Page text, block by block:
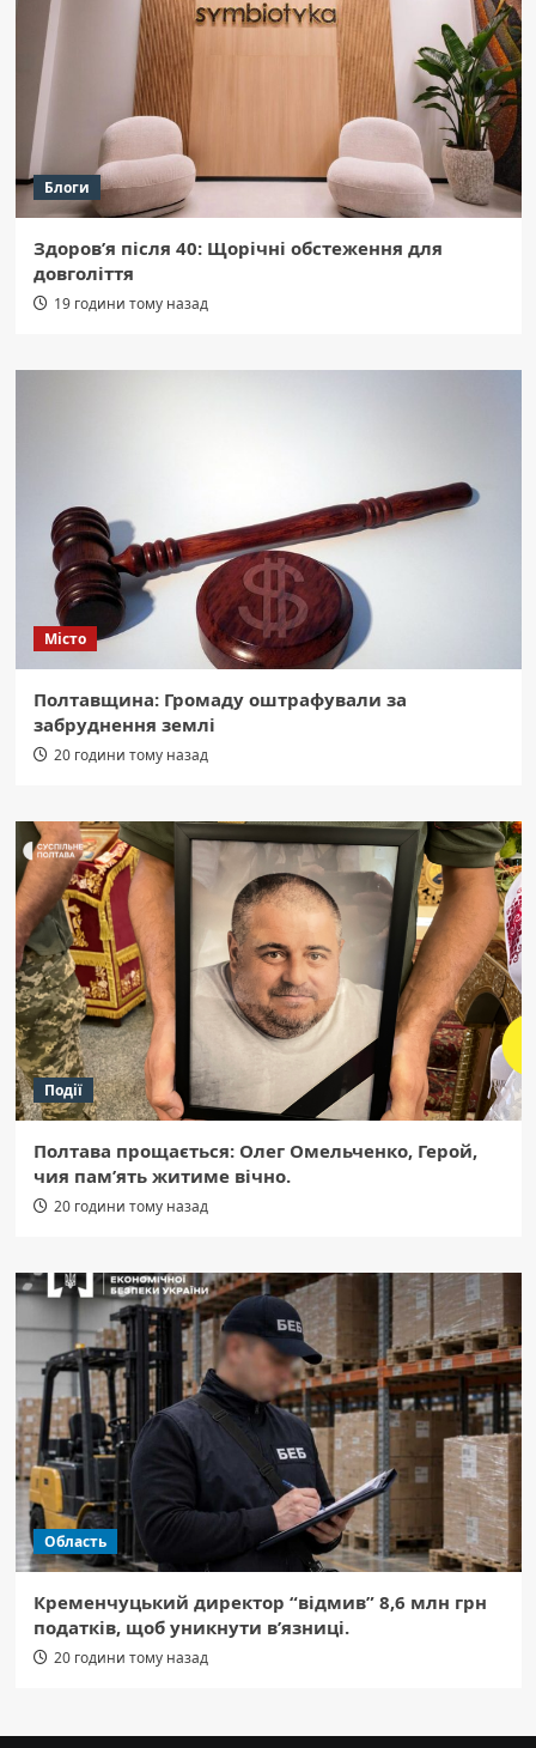
Блоги
Здоров’я після 40: Щорічні обстеження для
довголіття
19 години тому назад
Місто
Полтавщина: Громаду оштрафували за
забруднення землі
20 години тому назад
Події
Полтава прощається: Олег Омельченко, Герой,
чия пам’ять житиме вічно.
20 години тому назад
Область
Кременчуцький директор “відмив” 8,6 млн грн
податків, щоб уникнути в’язниці.
20 години тому назад